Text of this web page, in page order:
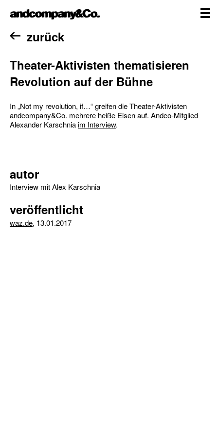
Inhalt
andcompany&Co
Homezurück
Theater-Aktivisten thematisieren
Revolution auf der Bühne
In „Not my revolution, if…“ greifen die Theater-Aktivisten
andcompany&Co. mehrere heiße Eisen auf. Andco-Mitglied
Alexander Karschniaim Interview.
autor
Interview mit Alex Karschnia
veröffentlicht
waz.de, 13.01.2017